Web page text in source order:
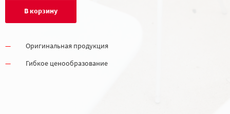
В корзину
Оригинальная продукция
Гибкое ценообразование